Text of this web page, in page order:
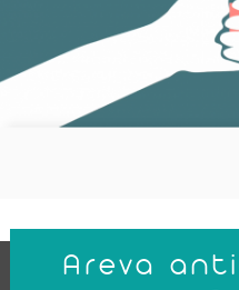
Areva